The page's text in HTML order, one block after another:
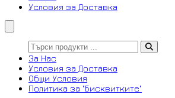
Условия за Доставка
За Нас
Условия за Доставка
Общи Условия
Политика за "Бисквитките"